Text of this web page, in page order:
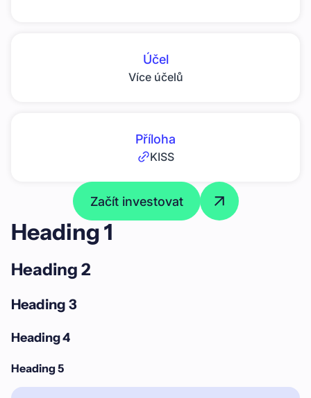
Účel
Více účelů
Příloha
KISS
Začít investovat
Heading 1
Heading 2
Heading 3
Heading 4
Heading 5